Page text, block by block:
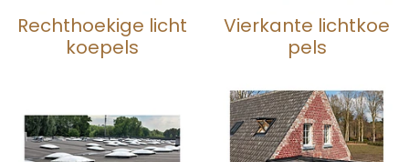
Rechthoekige licht
koepels
Vierkante lichtkoe
pels